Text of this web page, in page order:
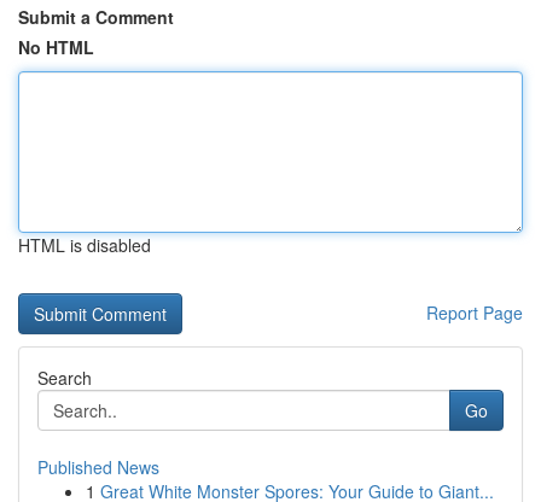
Submit a Comment
No HTML
HTML is disabled
Report Page
Search
Go
Published News
1 Great White Monster Spores: Your Guide to Giant...